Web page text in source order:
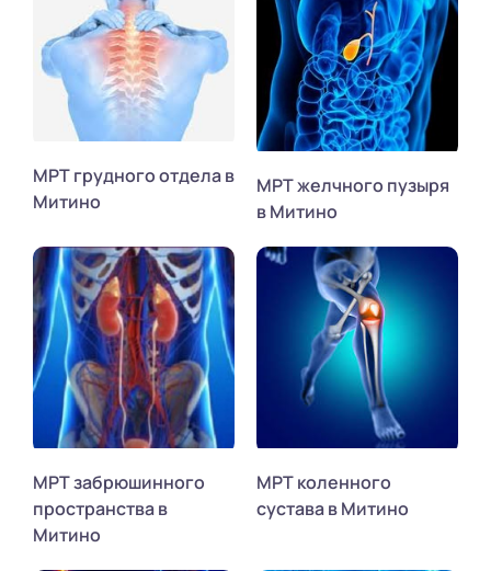
МРТ грудного отдела в
Митино
МРТ желчного пузыря
в Митино
МРТ забрюшинного
пространства в
Митино
МРТ коленного
сустава в Митино